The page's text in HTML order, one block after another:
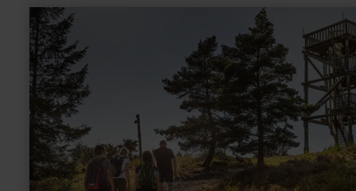
vulkanische Aschen zu suchen.
mehr
erfahren
zu:
Weiselstein-
Aussichtsturm